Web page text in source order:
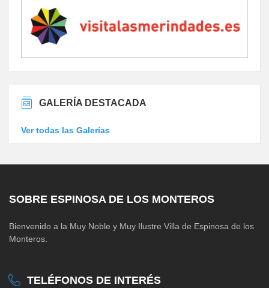
GALERÍA DESTACADA
Ver todas las Galerías
SOBRE ESPINOSA DE LOS MONTEROS
Bienvenido a la Muy Noble y Muy Ilustre Villa de Espinosa de los
Monteros.
TELÉFONOS DE INTERÉS